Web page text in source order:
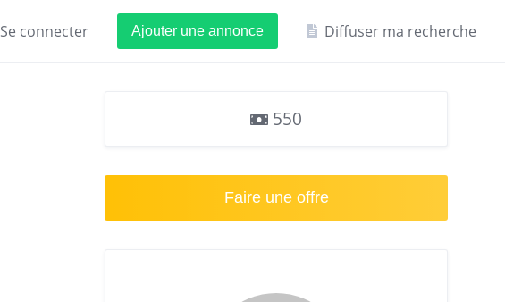
Se connecter Ajouter une annonce Diffuser ma recherche
550
Faire une offre